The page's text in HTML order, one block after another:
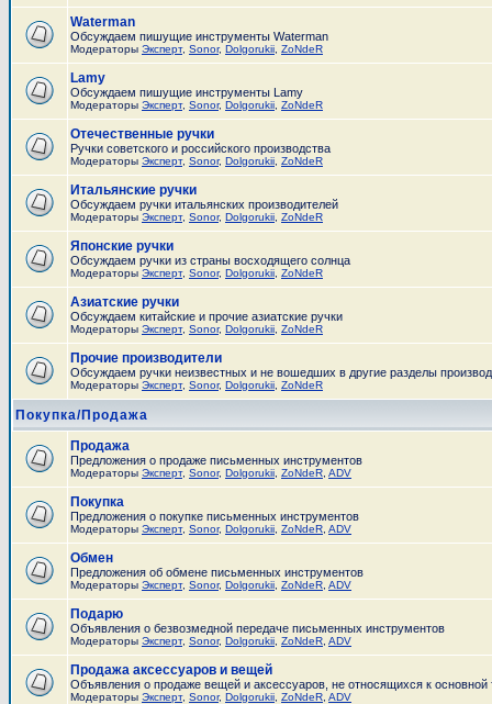
Waterman
Обсуждаем пишущие инструменты Waterman
Модераторы Эксперт, Sonor, Dolgorukii ZoNdeR
Lamy
Обсуждаем пишущие инструменты Lamy
Модераторы Эксперт, Sonor, Dolgorukii ZoNdeR
Отечественные ручки
Ручки советского и российского производства
Модераторы Эксперт, Sonor, Dolgorukii ZoNdeR
Итальянские ручки
Обсуждаем ручки итальянских производителей
Модераторы Эксперт, Sonor, Dolgorukii ZoNdeR
Японские ручки
Обсуждаем ручки из страны восходящего солнца
Модераторы Эксперт, Sonor, Dolgorukii ZoNdeR
Азиатские ручки
Обсуждаем китайские и прочие азиатские ручки
Модераторы Эксперт, Sonor, Dolgorukii ZoNdeR
Прочие производители
Обсуждаем ручки неизвестных и не вошедших в другие разделы
Модераторы Эксперт, Sonor, Dolgorukii ZoNdeR
Покупка/Продажа
Продажа
Предложения о продаже письменных инструментов
Модераторы Эксперт, Sonor, Dolgorukii ZoNdeR ADV
Покупка
Предложения о покупке письменных инструментов
Модераторы Эксперт, Sonor, Dolgorukii ZoNdeR ADV
Обмен
Предложения об обмене письменных инструментов
Модераторы Эксперт, Sonor, Dolgorukii ZoNdeR ADV
Подарю
Объявления о безвозмедной передаче письменных инструментов
Модераторы Эксперт, Sonor, Dolgorukii ZoNdeR ADV
Продажа аксессуаров и вещей
Объявления о продаже вещей и аксессуаров, не относящихся к
Модераторы Эксперт, Sonor, Dolgorukii ZoNdeR ADV